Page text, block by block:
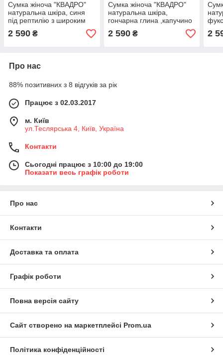
Сумка жіноча "КВАДРО"
натуральна шкіра, синя
під рептилію з широким
ременем
2 590 ₴
Сумка жіноча "КВАДРО"
натуральна шкіра,
гончарна глина ,капучино
2 590₴ 2
Про нас
88% позитивних з 8 відгуків за рік
Працює з 02.03.2017
м. Київ
ул.Теслярська 4, Київ, Україна
Контакти
Сьогодні працює з 10:00 до 19:00
Показати весь графік роботи
Про нас
Контакти
Доставка та оплата
Графік роботи
Повна версія сайту
Сайт створено на маркетплейсі Prom.ua
Політика конфіденційності